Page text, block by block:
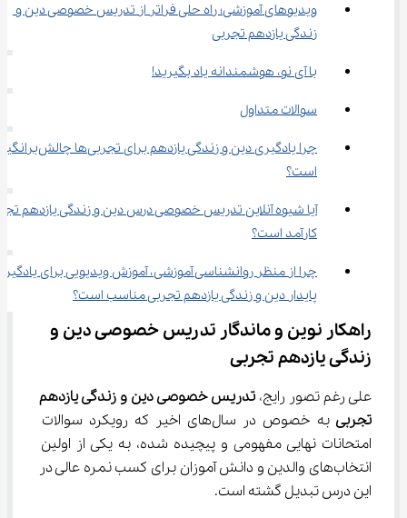
ویدیوهای آموزشی؛ راه حلی فراتر از تدریس خصوصی دین و
زندگی یازدهم تجربی
با آی نو، هوشمندانه یاد بگیرید!
سوالات متداول
چرا یادگیری دین و زندگی یازدهم برای تجربی‌ها
است؟
آیا شیوه آنلاین تدریس خصوصی درس دین و زندگی یازدهم
کارآمد است؟
چرا از منظر روانشناسی آموزشی، آموزش ویدیویی برای
پایدار دین و زندگی یازدهم تجربی مناسب است؟
راهکار نوین و ماندگار تدریس خصوصی دین و
زندگی یازدهم تجربی
علی رغم تصور رایج، تدریس خصوصی دین و زندگی یازدهم
تجربی
به خصوص در سال‌های اخیر که رویکرد سوالات
امتحانات نهایی مفهومی و پیچیده شده، به یکی از اولین
انتخاب‌های والدین و دانش آموزان برای کسب نمره عالی در
این درس تبدیل گشته است.